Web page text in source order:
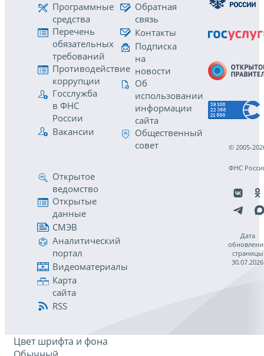
Программные
средства
Перечень
обязательных
требований
Противодействие
коррупции
Госслужба
в ФНС
России
Вакансии
Обратная
связь
Контакты
Подписка
на
новости
Об
использовании
информации
сайта
Общественный
совет
Открытое
ведомство
Открытые
данные
СМЭВ
Аналитический
портал
Видеоматериалы
Карта
сайта
RSS
© 2005-
ФНС
Дата
страницы
30.07.2026
Цвет шрифта и фона